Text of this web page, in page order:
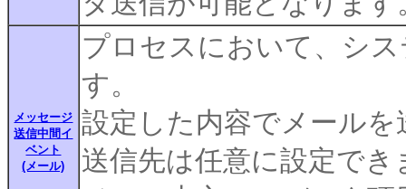
メッセージ
送信中間イ
ベント
(メール)
プロセスにおいて、シ
す。
設定した内容でメールを
送信先は任意に設定でき